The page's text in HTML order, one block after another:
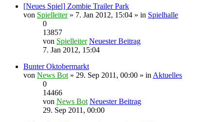
[Neues Spiel] Zombie Trailer Park
von Spielleiter» 7. Jan 2012, 15:04 » in Spielhalle
0
13857
von Spielleiter Neuester Beitrag
7. Jan 2012, 15:04
Bunter Oktobermarkt
von News Bot » 29. Sep 2011, 00:00 » in Aktuelles
0
14466
von News Bot Neuester Beitrag
29. Sep 2011, 00:00